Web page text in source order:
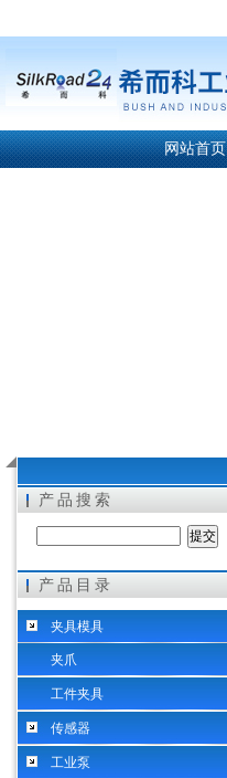
希而科工业控制设备（上海）有限公司
网站首页
产品搜索
产品目录
夹具模具
夹爪
工件夹具
传感器
工业泵